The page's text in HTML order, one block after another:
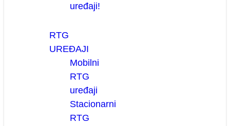
uređaji!
RTG
UREĐAJI
Mobilni
RTG
uređaji
Stacionarni
RTG